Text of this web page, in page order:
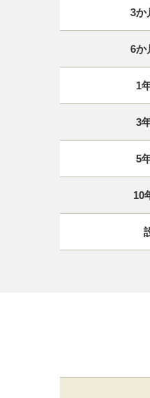
3か
6か
1
3
5
10